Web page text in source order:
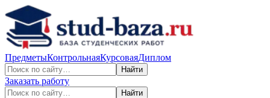
ПредметыКонтрольнаяКурсоваяДиплом
Найти
Заказать работу
Найти